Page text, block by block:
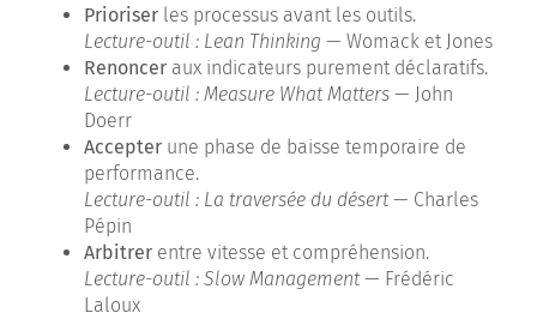
Prioriserles processus avant les outils.
Lecture-outil : Lean Thinking — Womack et Jones
Renonceraux indicateurs purement déclaratifs.
Lecture-outil : Measure What Matters— John
Doerr
Accepterune phase de baisse temporaire de
performance.
Lecture-outil : La traversée du désert— Charles
Pépin
Arbitrerentre vitesse et compréhension.
Lecture-outil : Slow Management— Frédéric
Laloux